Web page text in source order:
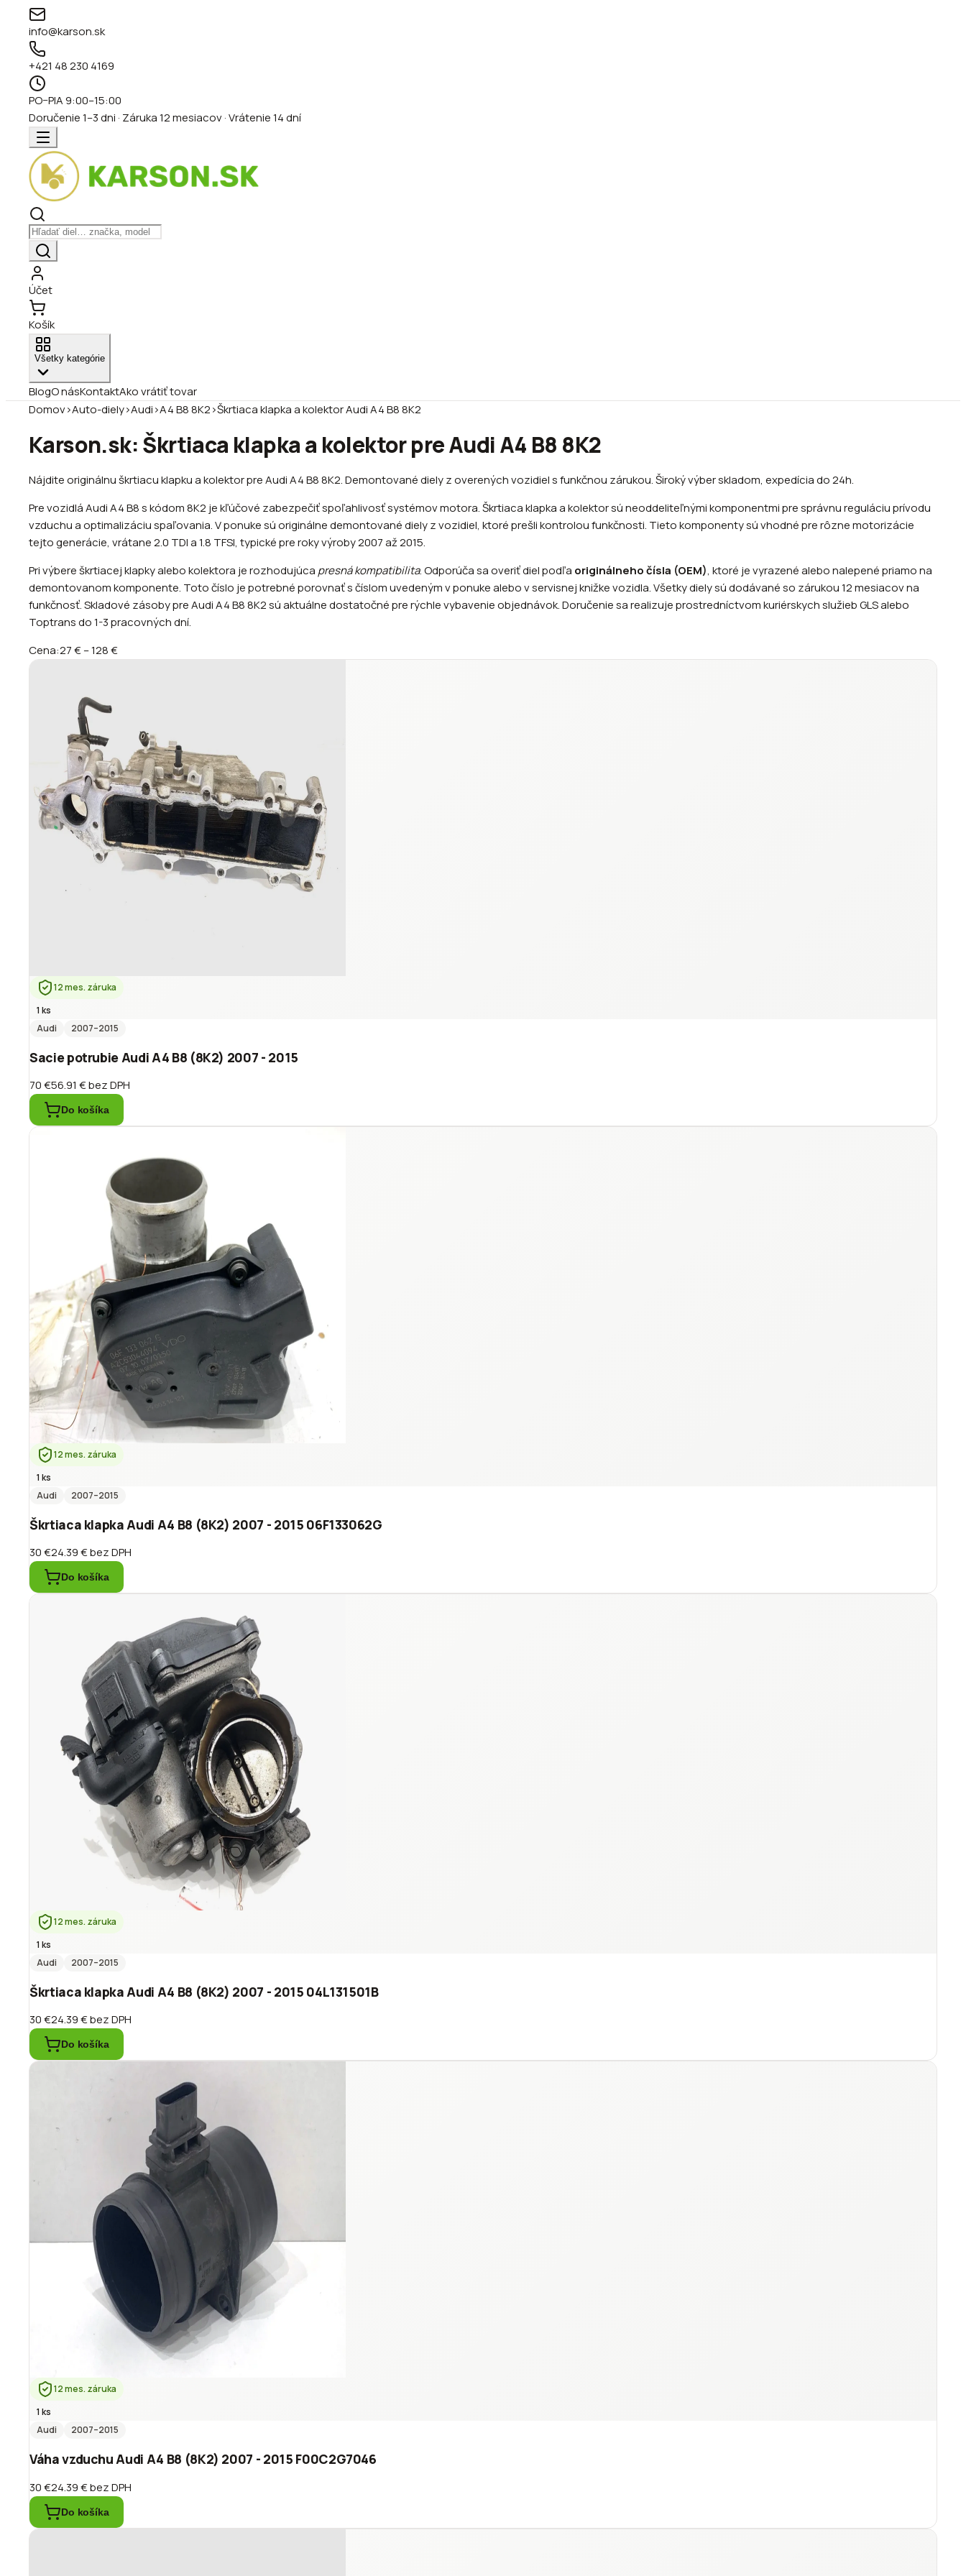
info@karson.sk
+421 48 230 4169
PO–PIA 9:00–15:00
Doručenie 1–3 dni · Záruka 12 mesiacov · Vrátenie 14 dní
Účet
Košík
Všetky kategórie
BlogO násKontaktAko vrátiť tovar
Domov›Auto-diely›Audi›A4 B8 8K2›Škrtiaca klapka a kolektor Audi A4 B8 8K2
Karson.sk: Škrtiaca klapka a kolektor pre Audi A4 B8 8K2
Nájdite originálnu škrtiacu klapku a kolektor pre Audi A4 B8 8K2. Demontované diely z overených vozidiel s funkčnou zárukou. Široký výber skladom, expedícia do 24h.
Pre vozidlá Audi A4 B8 s kódom 8K2 je kľúčové zabezpečiť spoľahlivosť systémov motora. Škrtiaca klapka a kolektor sú neoddeliteľnými komponentmi pre správnu reguláciu prívodu
vzduchu a optimalizáciu spaľovania. V ponuke sú originálne demontované diely z vozidiel, ktoré prešli kontrolou funkčnosti. Tieto komponenty sú vhodné pre rôzne motorizácie
tejto generácie, vrátane 2.0 TDI a 1.8 TFSI, typické pre roky výroby 2007 až 2015.
Pri výbere škrtiacej klapky alebo kolektora je rozhodujúca presná kompatibilita. Odporúča sa overiť diel podľa originálneho čísla (OEM), ktoré je vyrazené alebo nalepené priamo na
demontovanom komponente. Toto číslo je potrebné porovnať s číslom uvedeným v ponuke alebo v servisnej knižke vozidla. Všetky diely sú dodávané so zárukou 12 mesiacov na
funkčnosť. Skladové zásoby pre Audi A4 B8 8K2 sú aktuálne dostatočné pre rýchle vybavenie objednávok. Doručenie sa realizuje prostredníctvom kuriérskych služieb GLS alebo
Toptrans do 1-3 pracovných dní.
Cena:27 €–128 €
12 mes. záruka
1 ks
Audi
2007–2015
Sacie potrubie Audi A4 B8 (8K2) 2007 - 2015
70 €56.91 €bez DPH
Do košíka
12 mes. záruka
1 ks
Audi
2007–2015
Škrtiaca klapka Audi A4 B8 (8K2) 2007 - 2015 06F133062G
30 €24.39 €bez DPH
Do košíka
12 mes. záruka
1 ks
Audi
2007–2015
Škrtiaca klapka Audi A4 B8 (8K2) 2007 - 2015 04L131501B
30 €24.39 €bez DPH
Do košíka
12 mes. záruka
1 ks
Audi
2007–2015
Váha vzduchu Audi A4 B8 (8K2) 2007 - 2015 F00C2G7046
30 €24.39 €bez DPH
Do košíka